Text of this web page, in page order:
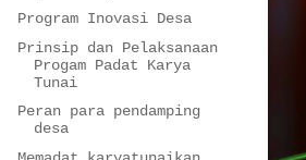
Program Inovasi Desa
Prinsip dan Pelaksanaan
Progam Padat Karya
Tunai
Peran para pendamping
desa